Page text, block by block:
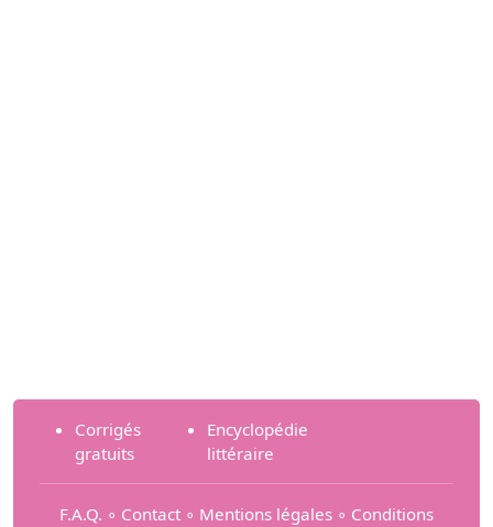
Corrigés
gratuits
Encyclopédie
littéraire
F.A.Q. ∘ Contact ∘ Mentions légales ∘ Conditions